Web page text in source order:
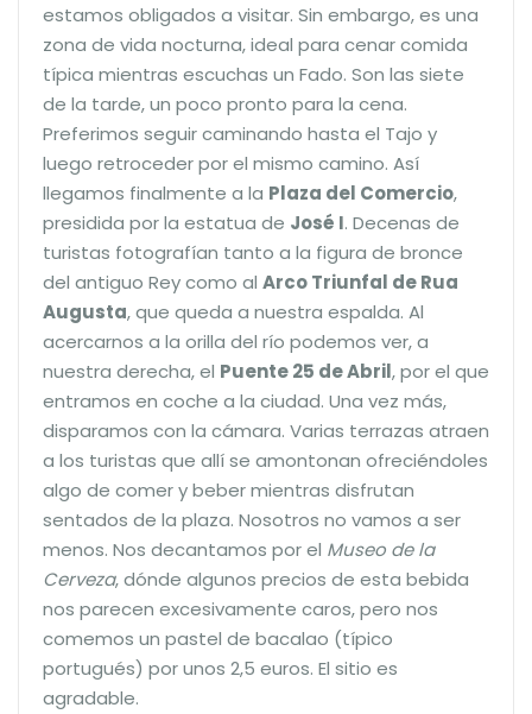
estamos obligados a visitar. Sin embargo, es una
zona de vida nocturna, ideal para cenar comida
típica mientras escuchas un Fado. Son las siete
de la tarde, un poco pronto para la cena.
Preferimos seguir caminando hasta el Tajo y
luego retroceder por el mismo camino. Así
llegamos finalmente a la Plaza del Comercio,
presidida por la estatua de José I. Decenas de
turistas fotografían tanto a la figura de bronce
del antiguo Rey como al Arco Triunfal de Rua
Augusta, que queda a nuestra espalda. Al
acercarnos a la orilla del río podemos ver, a
nuestra derecha, el Puente 25 de Abril, por el que
entramos en coche a la ciudad. Una vez más,
disparamos con la cámara. Varias terrazas atraen
a los turistas que allí se amontonan ofreciéndoles
algo de comer y beber mientras disfrutan
sentados de la plaza. Nosotros no vamos a ser
menos. Nos decantamos por el Museo de la
Cerveza, dónde algunos precios de esta bebida
nos parecen excesivamente caros, pero nos
comemos un pastel de bacalao (típico
portugués) por unos 2,5 euros. El sitio es
agradable.